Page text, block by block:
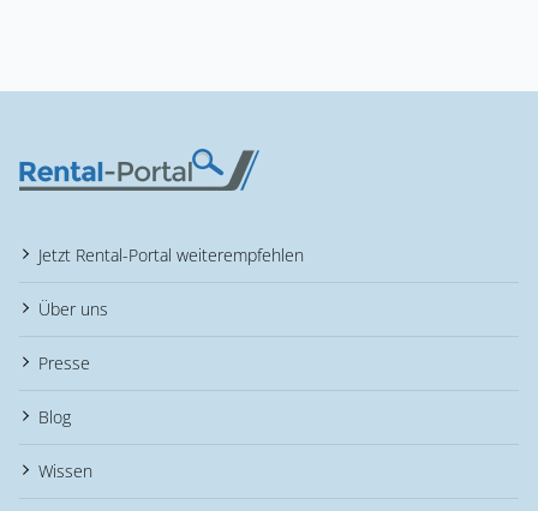
Jetzt Rental-Portal weiterempfehlen
Über uns
Presse
Blog
Wissen